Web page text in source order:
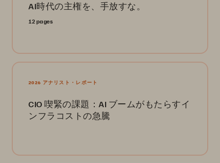
AI時代の主権を、手放すな。
12 pages
2026 アナリスト・レポート
CIO 喫緊の課題：AI ブームがもたらすイ
ンフラコストの急騰